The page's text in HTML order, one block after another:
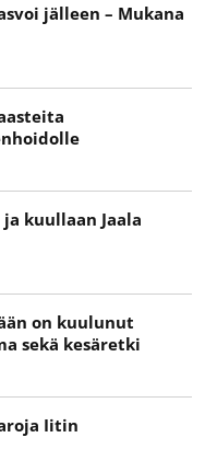
jälleen – Mukana
kuullaan Jaala
on kuulunut
sekä kesäretki
Iitin